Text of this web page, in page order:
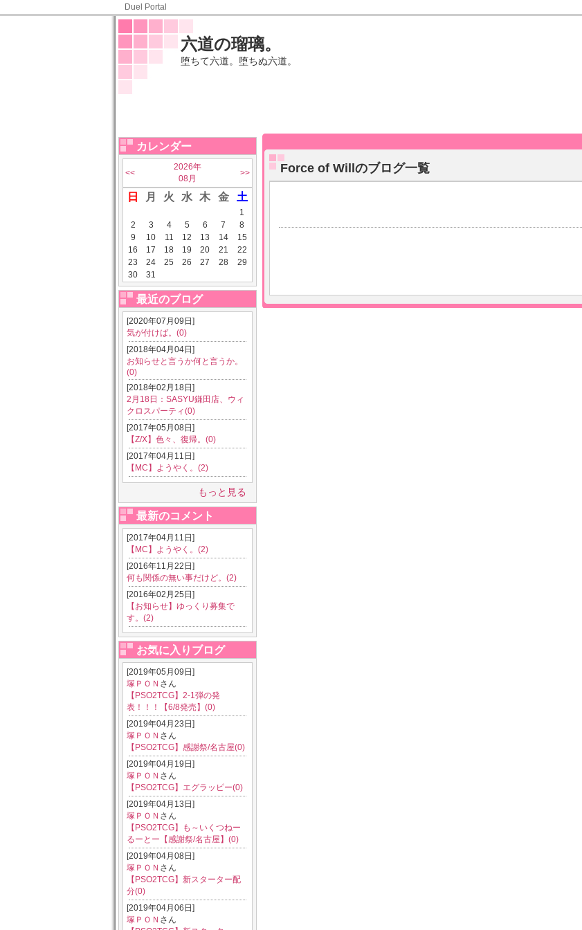
Duel Portal
六道の瑠璃。
堕ちて六道。堕ちぬ六道。
カレンダー
<<
2026年
08月
>>
日 月 火 水 木 金 土
1
2
3 4 5 6 7
8
9
10 11 12 13 14
15
16
17 18 19 20 21
22
23
24 25 26 27 28
29
30
31
最近のブログ
[2020年07月09日]
気が付けば。(0)
[2018年04月04日]
お知らせと言うか何と言うか。
(0)
[2018年02月18日]
2月18日：SASYU鎌田店、ウィ
クロスパーティ(0)
[2017年05月08日]
【Z/X】色々、復帰。(0)
[2017年04月11日]
【MC】ようやく。(2)
もっと見る
最新のコメント
[2017年04月11日]
【MC】ようやく。(2)
[2016年11月22日]
何も関係の無い事だけど。(2)
[2016年02月25日]
【お知らせ】ゆっくり募集で
す。(2)
お気に入りブログ
[2019年05月09日]
塚ＰＯＮ さん
【PSO2TCG】2-1弾の発
表！！！【6/8発売】(0)
[2019年04月23日]
塚ＰＯＮ さん
【PSO2TCG】感謝祭/名古屋(0)
[2019年04月19日]
塚ＰＯＮ さん
【PSO2TCG】エグラッピー(0)
[2019年04月13日]
塚ＰＯＮ さん
【PSO2TCG】も～いくつねー
るーとー【感謝祭/名古屋】(0)
[2019年04月08日]
塚ＰＯＮ さん
【PSO2TCG】新スターター配
分(0)
[2019年04月06日]
塚ＰＯＮ さん
Force of Willのブログ一覧